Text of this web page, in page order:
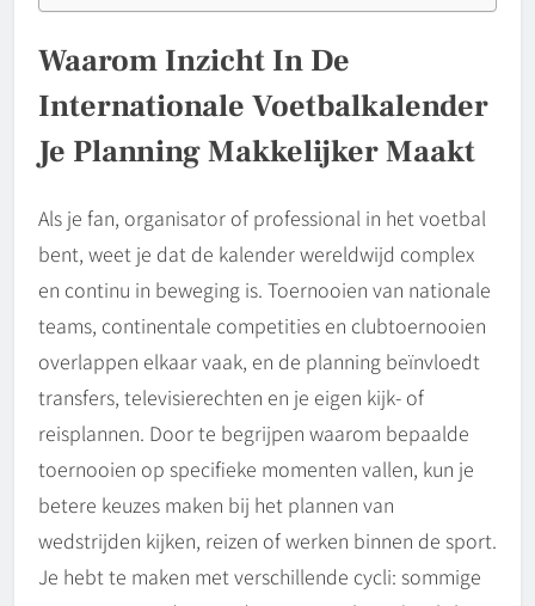
Waarom Inzicht In De
Internationale Voetbalkalender
Je Planning Makkelijker Maakt
Als je fan, organisator of professional in het voetbal
bent, weet je dat de kalender wereldwijd complex
en continu in beweging is. Toernooien van nationale
teams, continentale competities en clubtoernooien
overlappen elkaar vaak, en de planning beïnvloedt
transfers, televisierechten en je eigen kijk- of
reisplannen. Door te begrijpen waarom bepaalde
toernooien op specifieke momenten vallen, kun je
betere keuzes maken bij het plannen van
wedstrijden kijken, reizen of werken binnen de sport.
Je hebt te maken met verschillende cycli: sommige